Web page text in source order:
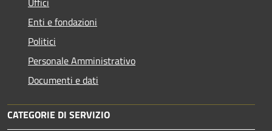
Enti e fondazioni
Politici
Personale Amministrativo
Documenti e dati
CATEGORIE DI SERVIZIO